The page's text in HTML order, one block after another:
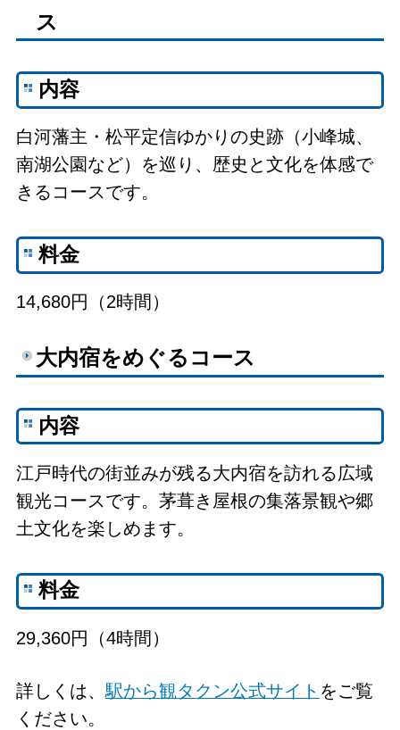
ス
内容
白河藩主・松平定信ゆかりの史跡（小峰城、
南湖公園など）を巡り、歴史と文化を体感で
きるコースです。
料金
14,680円（2時間）
大内宿をめぐるコース
内容
江戸時代の街並みが残る大内宿を訪れる広域
観光コースです。茅葺き屋根の集落景観や郷
土文化を楽しめます。
料金
29,360円（4時間）
詳しくは、駅から観タクン公式サイト をご覧
ください。